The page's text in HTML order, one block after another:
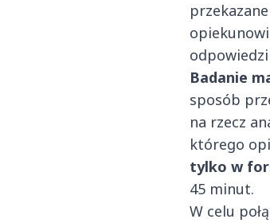
Badanie
sposób
na rzecz
którego
tylko w
45 minut.
W celu